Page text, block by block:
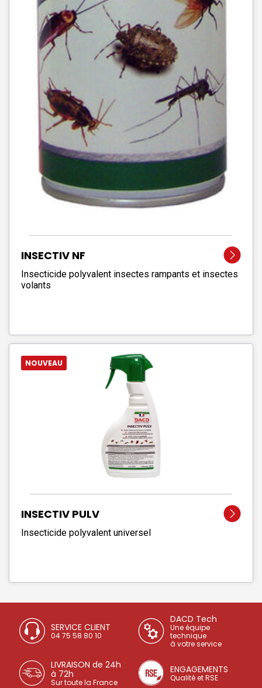
INSECTIV NF
Insecticide polyvalent insectes rampants et insectes
volants
NOUVEAU
INSECTIV PULV
Insecticide polyvalent universel
SERVICE CLIENT
04 75 58 80 10
DACD Tech
Une équipe
technique
à votre service
LIVRAISON de 24h
à 72h
Sur toute la France
ENGAGEMENTS
Qualité et RSE